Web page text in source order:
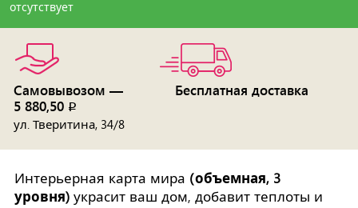
отсутствует
Самовывозом —
5 880,50 p
ул. Тверитина, 34/8
Бесплатная доставка
Интерьерная карта мира (объемная, 3
уровня) украсит ваш дом, добавит теплоты и